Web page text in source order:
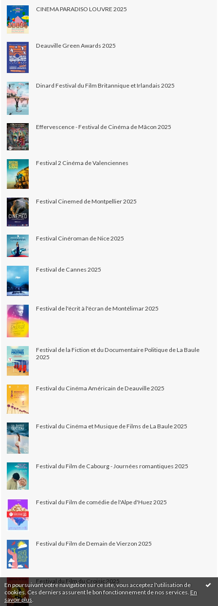
En poursuivant votre navigation sur ce site, vous acceptez l'utilisation de
cookies. Ces derniers assurent le bon fonctionnement de nos services. En
savoir plus
CINEMA PARADISO LOUVRE 2025
Deauville Green Awards 2025
Dinard Festival du Film Britannique et Irlandais 2025
Effervescence - Festival de Cinéma de Mâcon 2025
Festival 2 Cinéma de Valenciennes
Festival Cinemed de Montpellier 2025
Festival Cinéroman de Nice 2025
Festival de Cannes 2025
Festival de l'écrit à l'écran de Montélimar 2025
Festival de la Fiction et du Documentaire Politique de La Baule
2025
Festival du Cinéma Américain de Deauville 2025
Festival du Cinéma et Musique de Films de La Baule 2025
Festival du Film de Cabourg - Journées romantiques 2025
Festival du Film de comédie de l'Alpe d'Huez 2025
Festival du Film de Demain de Vierzon 2025
Festival du Film du Croisic 2025